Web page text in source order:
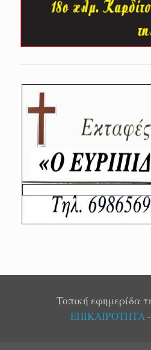
Τοπική εφημερίδα
ΕΠΙΚΑΙΡΟΤΗΤΑ-